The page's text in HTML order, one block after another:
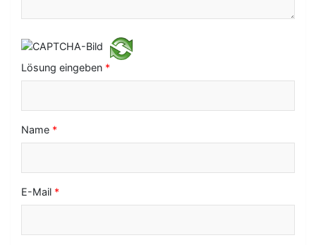
oLösung eingeben *
Name *
E-Mail *